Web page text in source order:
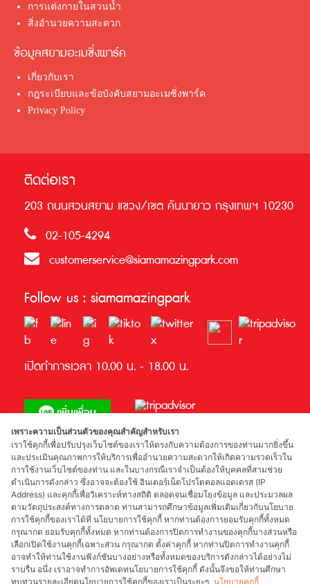
การแต่งกายในสวนน้ำ
สิ่งอำนวยความสะดวก
ข้อมูลสยามอะเมซิ่งพาร์ค
เกี่ยวกับเรา
กฎระเบียบและข้อบังคับสยามอะเมซิ่งพาร์ค
Privacy Policy
ติดต่อเรา
203 ถนนสวนสยาม แขวง/เขต คันนายาว กรุงเทพฯ 10230
02-105-4294
customerservice@siamamazingpark.com
Follow us : siamamazingpark
เปิดทำการเวลา 10.00 น. - 18.00 น.
รางวัลที่ได้รับ
ผู้สนับสนุน
เพราะความเป็นส่วนตัวของคุณสำคัญสำหรับเรา
เราใช้คุกกี้เพื่อปรับปรุงเว็บไซต์ของเราให้ตรงกับความต้องการของท่านมากยิ่งขึ้น
และประเมินคุณภาพการให้บริการเพื่ออำนวยความสะดวกให้เกิดความรวดเร็วใน
การใช้งานเว็บไซต์ของท่าน และในบางกรณีเราจำเป็นต้องให้บุคคลที่สามช่วย
ดำเนินการดังกล่าว ซึ่งอาจจะต้องใช้ อินเตอร์เน็ตโปรโตคอลแอดเดรส (IP
Address) และคุกกี้เพื่อวิเคราะห์ทางสถิติ ตลอดจนเชื่อมโยงข้อมูล และประมวลผล
ตามวัตถุประสงค์ทางการตลาด ท่านสามารถศึกษาข้อมูลเพิ่มเติมเกี่ยวกับนโยบาย
การใช้คุกกี้ของเราได้ที่ นโยบายการใช้คุกกี้ หากท่านต้องการยอมรับคุกกี้ทั้งหมด
กรุณากด ยอมรับคุกกี้ทั้งหมด หากท่านต้องการปิดการทำงานของคุกกี้บางส่วนหรือ
เลือกเปิดใช้งานคุกกี้เฉพาะส่วน กรุณากด ตั้งค่าคุกกี้ หากท่านปิดการทำงานคุกกี้
อาจทำให้ท่านใช้งานฟังก์ชันบางอย่างหรือทั้งหมดของบริการดังกล่าวได้อย่างไม่
ราบรื่น อนึ่ง เราอาจทำการอัพเดทนโยบายการใช้คุกกี้ ดังนั้นจึงขอให้ท่านศึกษา
ทบทวนรายละเอียดนโยบายการใช้คุกกี้ของเราเป็นระยะๆ นโยบายคุกกี้